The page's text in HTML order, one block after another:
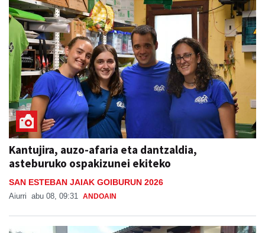
Kantujira, auzo-afaria eta dantzaldia,
asteburuko ospakizunei ekiteko
SAN ESTEBAN JAIAK GOIBURUN 2026
Aiurri abu 08, 09:31 ANDOAIN